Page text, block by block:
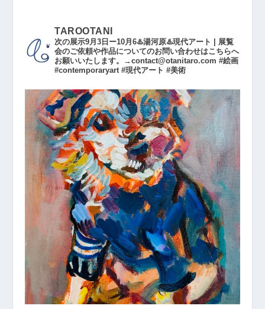
TAROOTANI
次の展示9月3日ー10月6♨️湯河原♨️現代アート | 展覧
会のご依頼や作品についてのお問い合わせはこちらへ
お願いいたします。→contact@otanitaro.com #絵画
#contemporaryart #現代アート #美術